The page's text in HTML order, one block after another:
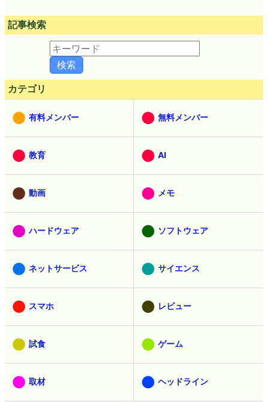
記事検索
カテゴリ
有料メンバー 無料メンバー
教育 AI
動画 メモ
ハードウェア ソフトウェア
ネットサービス サイエンス
スマホ レビュー
試食 ゲーム
取材 ヘッドライン